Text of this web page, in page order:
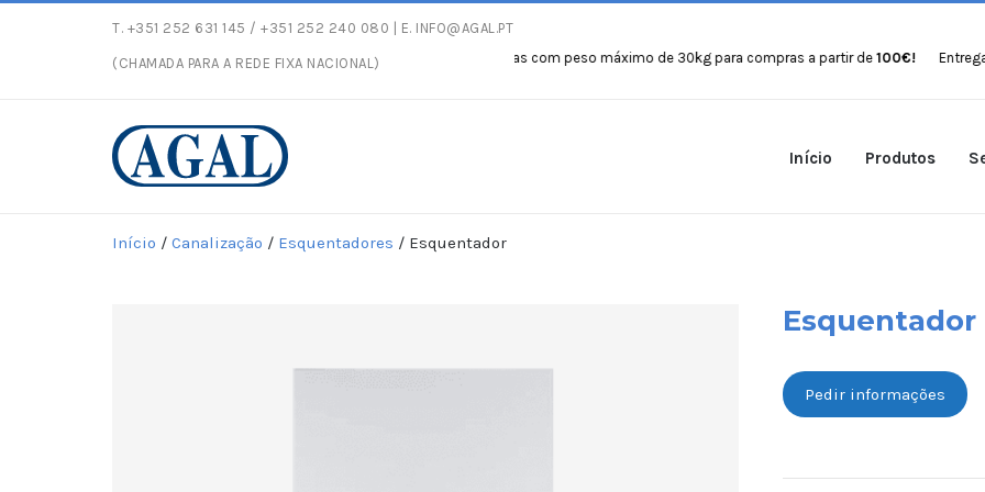
T. +351 252 631 145 / +351 252 240 080 | E. INFO@AGAL.PT
(CHAMADA PARA A REDE FIXA NACIONAL)Entregas gratuitas com peso máximo de 30kg para compras a partir de100€! Entregas
Início Produtos
Início / Canalização / Esquentadores / Esquentador
Esquentador
Pedir informações